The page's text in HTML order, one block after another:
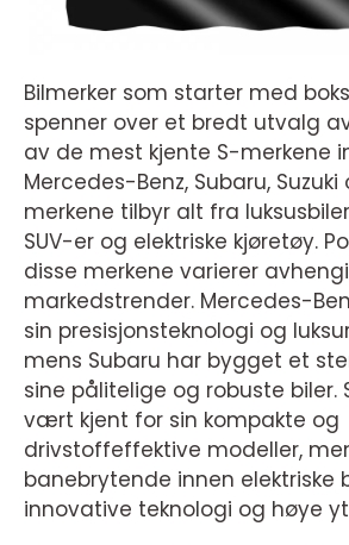
Bilmerker som starter med
spenner over et bredt utvalg
av de mest kjente S-merkene
Mercedes-Benz, Subaru, Suzuki
merkene tilbyr alt fra
SUV-er og elektriske kjøretøy.
disse merkene varierer
markedstrender. Mercedes-
sin presisjonsteknologi og
mens Subaru har bygget et
sine pålitelige og robuste biler.
vært kjent for sin kompakte og
drivstoffeffektive modeller,
banebrytende innen elektriske
innovative teknologi og høye